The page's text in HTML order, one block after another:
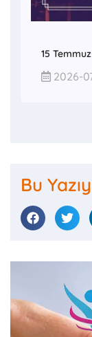
15
2026-
Bu